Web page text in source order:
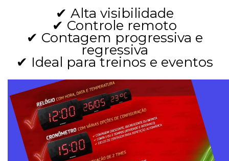
✔ Alta visibilidade
✔ Controle remoto
✔ Contagem progressiva e
regressiva
✔ Ideal para treinos e eventos